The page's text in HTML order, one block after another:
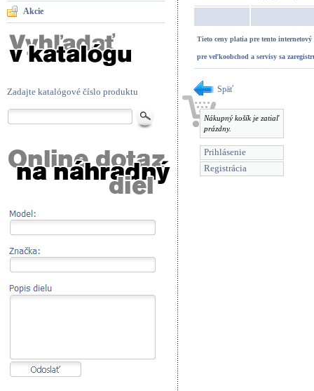
Akcie
Zadajte katalógové číslo produktu
Tieto ceny platia pre tento internetový
pre veľkoobchod a servisy sa
Späť
Nákupný košík je zatiaľ
prázdny.
Prihlásenie
Registrácia